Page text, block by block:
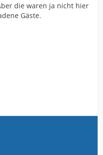
die waren ja nicht hier
Gäste.